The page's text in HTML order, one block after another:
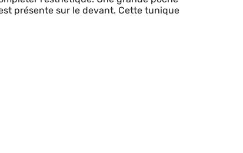
présente sur le devant. Cette tunique